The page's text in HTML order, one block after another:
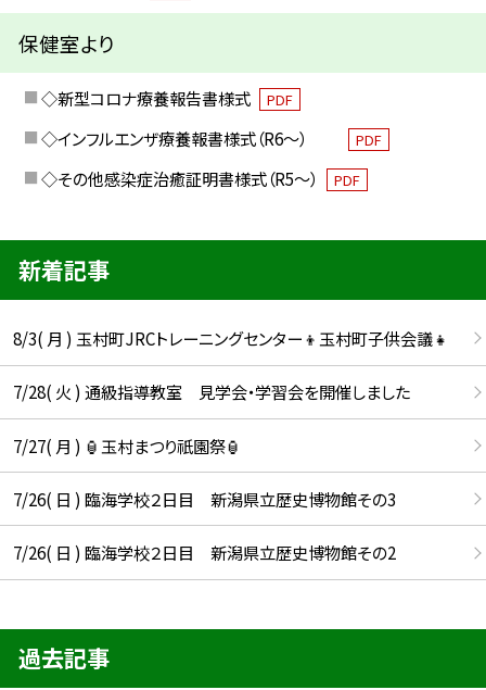
保健室より
◇新型コロナ療養報告書様式 PDF
◇インフルエンザ療養報書様式（R6～） PDF
◇その他感染症治癒証明書様式（R5～） PDF
新着記事
8/3( 月 ) 玉村町JRCトレーニングセンター👦玉村町子供会議👧
7/28( 火 ) 通級指導教室 見学会・学習会を開催しました
7/27( 月 ) 🏮玉村まつり祇園祭🏮
7/26( 日 ) 臨海学校２日目 新潟県立歴史博物館その3
7/26( 日 ) 臨海学校２日目 新潟県立歴史博物館その2
過去記事